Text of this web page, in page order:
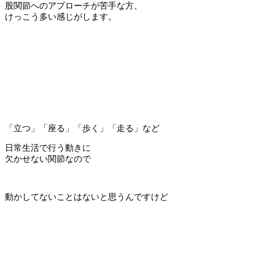
股関節へのアプローチが苦手な方、
けっこう多い感じがします。
「立つ」「座る」「歩く」「走る」など
日常生活で行う動きに
欠かせない関節なので
動かしてないことはないと思うんですけど